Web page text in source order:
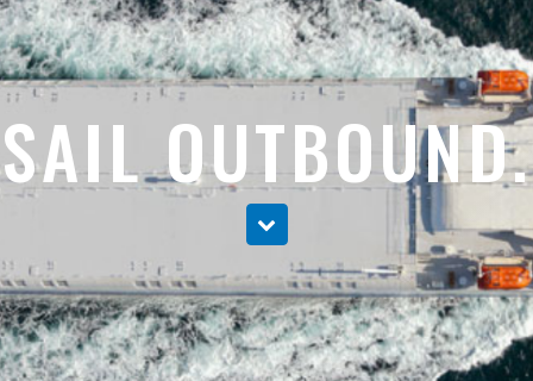
SAIL OUTBOUND.